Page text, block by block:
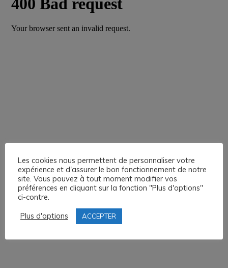
Les cookies nous permettent de personnaliser votre
expérience et d'assurer le bon fonctionnement de notre
site. Vous pouvez à tout moment modifier vos
préférences en cliquant sur la fonction "Plus d'options"
ci-contre.
Plus d'options
ACCEPTER